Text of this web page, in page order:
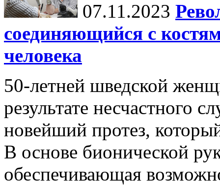
07.11.2023
соединяющийся с
человека
50-летней шведской
результате несчастного
новейший протез,
В основе бионической
обеспечивающая